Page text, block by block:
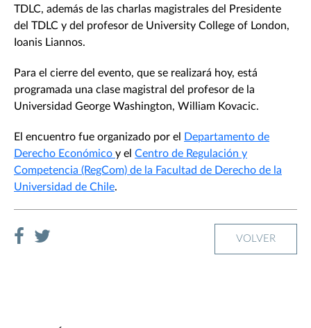
TDLC, además de las charlas magistrales del Presidente
del TDLC y del profesor de University College of London,
Ioanis Liannos.
Para el cierre del evento, que se realizará hoy, está
programada una clase magistral del profesor de la
Universidad George Washington, William Kovacic.
El encuentro fue organizado por el
Departamento de
Derecho Económico y el Centro de Regulación y
Competencia (RegCom) de la Facultad de Derecho de la
Universidad de Chile.
VOLVER